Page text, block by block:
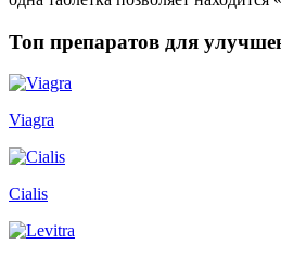
Топ препаратов для
Viagra
Cialis